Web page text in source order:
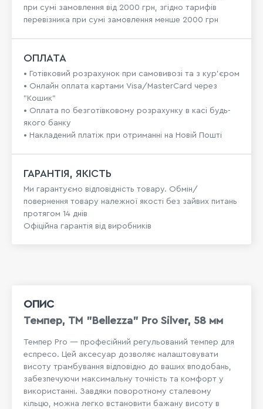
при сумі замовлення від 2000 грн, згідно тарифів
перевізника при сумі замовлення менше 2000 грн
ОПЛАТА
• Готівковий розрахунок при самовивозі та з кур’єром
• Онлайн оплата картами Visa/MasterCard через
"Кошик"
• Оплата по безготівковому розрахунку в касі будь-
якого банку
• Накладений платіж при отриманні на Новій Пошті
ГАРАНТІЯ, ЯКІСТЬ
Ми гарантуємо відповідність товару. Обмін/
повернення товару належної якості без зайвих питань
протягом 14 днів
Офіційна гарантія від виробників
ОПИС
Темпер, ТМ "Bellezza" Pro Silver, 58 мм
Темпер Pro — професійний регульований темпер для
еспресо. Цей аксесуар дозволяє налаштовувати
висоту трамбування відповідно до ваших вподобань,
забезпечуючи максимальну точність та комфорт у
використанні. Завдяки поворотному сталевому
кільцю, можна легко встановити бажану висоту в